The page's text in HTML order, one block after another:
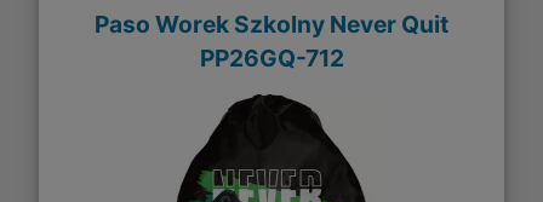
Paso Worek Szkolny Never Quit
PP26GQ-712